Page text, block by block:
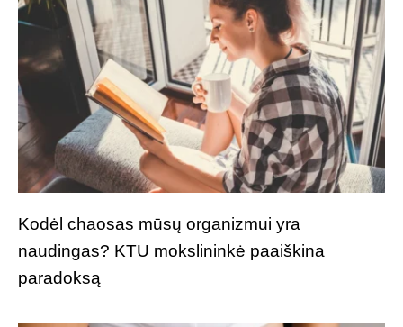
Kodėl chaosas mūsų organizmui yra
naudingas? KTU mokslininkė paaiškina
paradoksą